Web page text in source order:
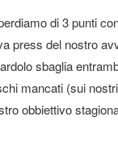
di 3 punti
press del nostro
sbaglia
mancati (sui
obbiettivo